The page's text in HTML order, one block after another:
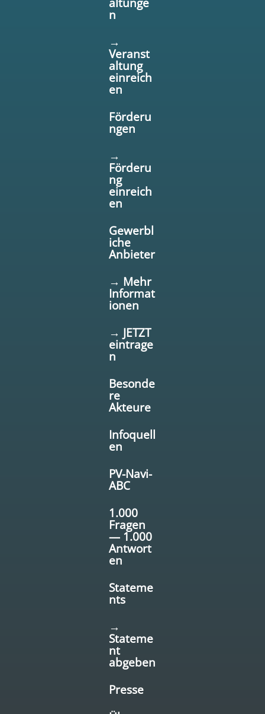
n
→
Veranst
altung
einreich
en
Förderu
ngen
→
Förderu
ng
einreich
en
Gewerbl
iche
Anbieter
→ Mehr
Informat
ionen
→ JETZT
eintrage
n
Besonde
re
Akteure
Infoquell
en
PV-Navi-
ABC
1.000
Fragen
— 1.000
Antwort
en
Stateme
nts
→
Stateme
nt
abgeben
Presse